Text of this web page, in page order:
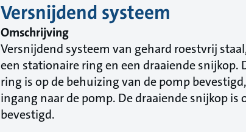
Versnijdend systeem
Omschrijving
Versnijdend systeem van gehard roestvrij
een stationaire ring en een draaiende snijkop.
ring is op de behuizing van de pomp
ingang naar de pomp. De draaiende snijkop is
bevestigd.